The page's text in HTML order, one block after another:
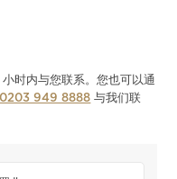
时内与您联系。您也可以通
0203 949 8888 与我们联